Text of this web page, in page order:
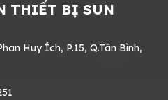
THIẾT BỊ SUN
Huy Ích, P.15, Q.Tân Bình,